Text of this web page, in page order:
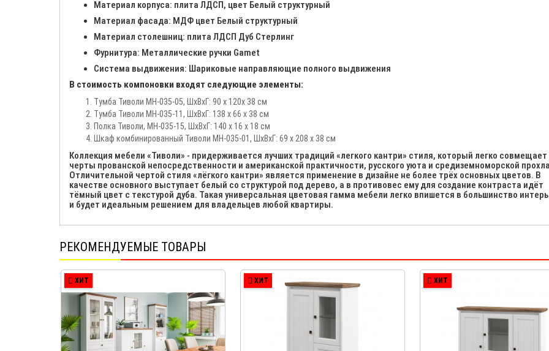
Материал корпуса: плита ЛДСП, цвет Белый структурный
Материал фасада: МДФ цвет Белый структурный
Материал столешниц: плита ЛДСП Дуб Стерлинг
Фурнитура: Металлические ручки Gamet
Система выдвижения: Шариковые направляющие полного выдвижения
В стоимость компоновки входят следующие элементы:
Тумба Тиволи МН-035-05, ШхВхГ: 90 х 120х 38 см
Тумба Тиволи МН-035-11, ШхВхГ: 138 х 66 х 38 см
Полка Тиволи, МН-035-15, ШхВхГ: 140 х 16 х 18 см
Шкаф комбинированный Тиволи МН-035-01, ШхВхГ: 69 х 208 х 38 см
Коллекция мебели «Тиволи» - придерживается лучших традиций «легкого кантри» стиля, который легко совмещает
черты прованской непосредственности и американской практичности, русского уюта и средиземноморской
Отличительной чертой стиля «лёгкого кантри» является применение в дизайне не более трёх основных цветов. В
качестве основного выступает белый со структурой под дерево, а в противовес ему для создание контраста идёт
тёмный цвет с текстурой дуба. Такая универсальная цветовая гамма мебели легко впишется в большинство
и будет идеальным решением для владельцев любой квартиры.
РЕКОМЕНДУЕМЫЕ ТОВАРЫ
ХИТ ХИТ ХИТ